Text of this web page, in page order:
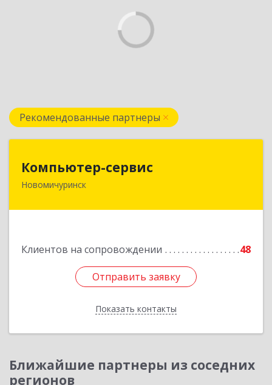
Рекомендованные партнеры
Компьютер-сервис
Новомичуринск
Клиентов на сопровождении 48
Отправить заявку
Показать контакты
391160, Рязанская обл, Пронский р-н,
Подробнее
Отправить заявку
Назад
Ближайшие партнеры из соседних
регионов